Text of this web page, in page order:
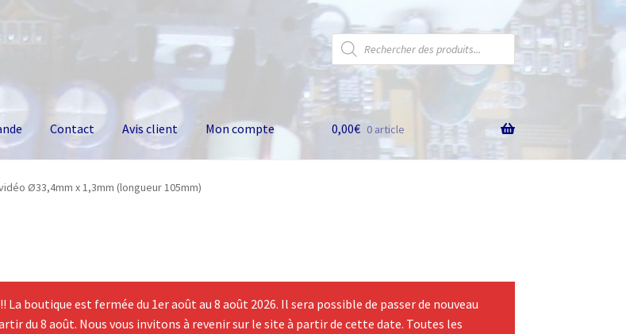
Recherche
de
produits
Contact Avis client Mon compte 0,00€ 0 article
Ø33,4mm x 1,3mm (longueur 105mm)
La boutique est fermée du 1er août au 8 août 2026. Il sera possible de passer de nouveau
du 8 août. Nous vous invitons à revenir sur le site à partir de cette date. Toutes les